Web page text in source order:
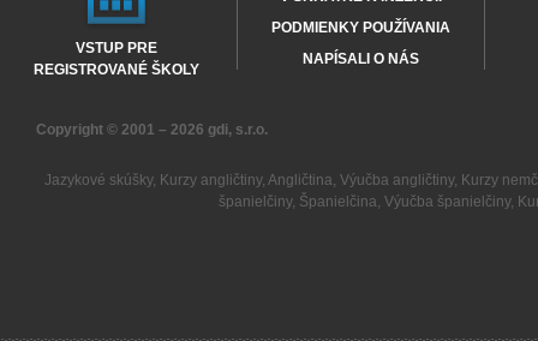
VSTUP PRE
REGISTROVANÉ ŠKOLY
PODMIENKY POUŽÍVANIA
NAPÍSALI O NÁS
Copyright © 2001 – 2026 gdi, s.r.o.
Jazykové skúšky, Kurzy angličtiny, Angličtina, Výučba angličtiny, Kurzy
španielčiny, Španielčina, Výučba španielčiny,